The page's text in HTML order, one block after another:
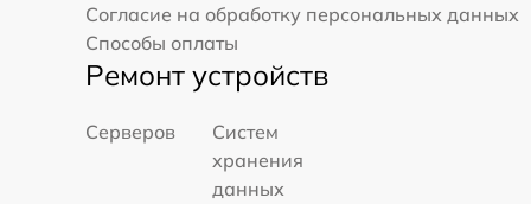
Согласие на обработку персональных данных
Способы оплаты
Ремонт устройств
Серверов
Систем
хранения
данных